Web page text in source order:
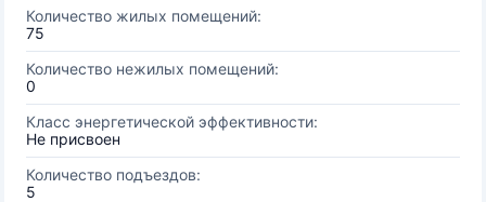
Количество жилых помещений:
75
Количество нежилых помещений:
0
Класс энергетической эффективности:
Не присвоен
Количество подъездов:
5